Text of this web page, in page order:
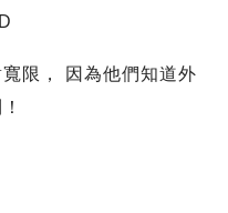
限， 因為他們知道外